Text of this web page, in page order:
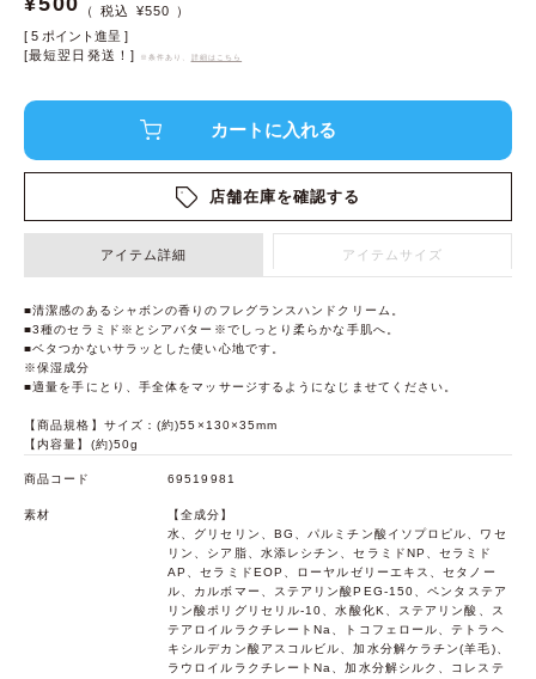
¥550
[ 5 ポイント進呈 ]
[最短翌日発送！]
※条件あり、 詳細はこちら
店舗在庫を確認する
アイテム詳細 アイテムサイズ
■清潔感のあるシャボンの香りのフレグランスハンドクリーム。
■3種のセラミド※とシアバター※でしっとり柔らかな手肌へ。
■ベタつかないサラッとした使い心地です。
※保湿成分
■適量を手にとり、手全体をマッサージするようになじませてください。
【商品規格】サイズ：(約)55×130×35mm
【内容量】(約)50g
商品コード 69519981
素材
【全成分】
水、グリセリン、BG、パルミチン酸イソプロピル、ワセ
リン、シア脂、水添レシチン、セラミドNP、セラミド
AP、セラミドEOP、ローヤルゼリーエキス、セタノー
ル、カルボマー、ステアリン酸PEG-150、ペンタステア
リン酸ポリグリセリル-10、水酸化K、ステアリン酸、ス
テアロイルラクチレートNa、トコフェロール、テトラヘ
キシルデカン酸アスコルビル、加水分解ケラチン(羊毛)、
ラウロイルラクチレートNa、加水分解シルク、コレステ